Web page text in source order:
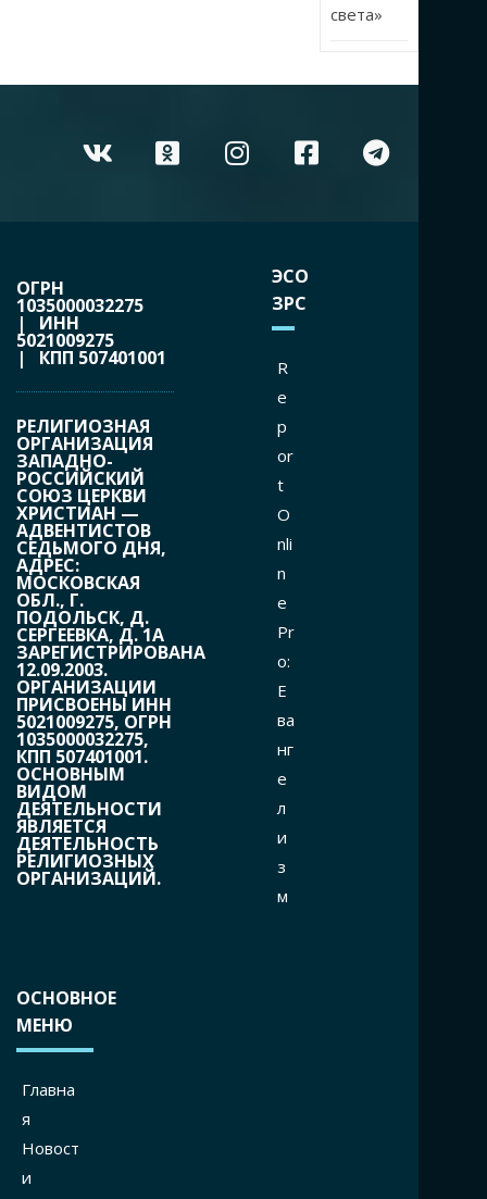
света»
ОГРН
1035000032275
| ИНН
5021009275
| КПП 507401001
РЕЛИГИОЗНАЯ
ОРГАНИЗАЦИЯ
ЗАПАДНО-
РОССИЙСКИЙ
СОЮЗ ЦЕРКВИ
ХРИСТИАН —
АДВЕНТИСТОВ
СЕДЬМОГО ДНЯ,
АДРЕС:
МОСКОВСКАЯ
ОБЛ., Г.
ПОДОЛЬСК, Д.
СЕРГЕЕВКА, Д. 1А
ЗАРЕГИСТРИРОВАНА
12.09.2003.
ОРГАНИЗАЦИИ
ПРИСВОЕНЫ ИНН
5021009275, ОГРН
1035000032275,
КПП 507401001.
ОСНОВНЫМ
ВИДОМ
ДЕЯТЕЛЬНОСТИ
ЯВЛЯЕТСЯ
ДЕЯТЕЛЬНОСТЬ
РЕЛИГИОЗНЫХ
ОРГАНИЗАЦИЙ.
ЭСО
ЗРС
R
e
p
or
t
O
nli
n
e
Pr
o:
Е
ва
нг
е
л
и
з
м
ОСНОВНОЕ
МЕНЮ
Главна
я
Новост
и